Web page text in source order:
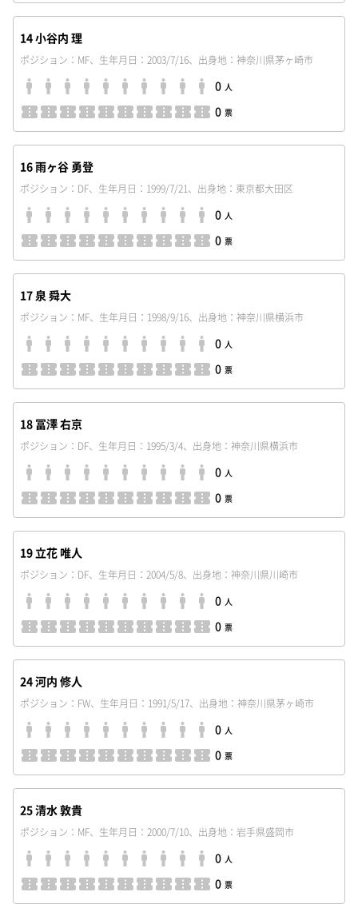
14 小谷内 理
ポジション：MF、生年月日：2003/7/16、出身地：神奈川県茅ヶ崎市
0 人
0 票
16 雨ヶ谷 勇登
ポジション：DF、生年月日：1999/7/21、出身地：東京都大田区
0 人
0 票
17 泉 舜大
ポジション：MF、生年月日：1998/9/16、出身地：神奈川県横浜市
0 人
0 票
18 冨澤 右京
ポジション：DF、生年月日：1995/3/4、出身地：神奈川県横浜市
0 人
0 票
19 立花 唯人
ポジション：DF、生年月日：2004/5/8、出身地：神奈川県川崎市
0 人
0 票
24 河内 修人
ポジション：FW、生年月日：1991/5/17、出身地：神奈川県茅ヶ崎市
0 人
0 票
25 清水 敦貴
ポジション：MF、生年月日：2000/7/10、出身地：岩手県盛岡市
0 人
0 票